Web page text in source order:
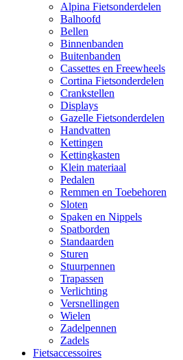
Alpina Fietsonderdelen
Balhoofd
Bellen
Binnenbanden
Buitenbanden
Cassettes en Freewheels
Cortina Fietsonderdelen
Crankstellen
Displays
Gazelle Fietsonderdelen
Handvatten
Kettingen
Kettingkasten
Klein materiaal
Pedalen
Remmen en Toebehoren
Sloten
Spaken en Nippels
Spatborden
Standaarden
Sturen
Stuurpennen
Trapassen
Verlichting
Versnellingen
Wielen
Zadelpennen
Zadels
Fietsaccessoires